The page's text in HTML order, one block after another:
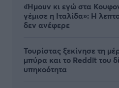
«Ήμουν κι εγώ στα
γέμισε η Ιταλίδα»: Η
δεν ανέφερε
Τουρίστας ξεκίνησε τη
μπύρα και το Reddit του
υπηκοότητα